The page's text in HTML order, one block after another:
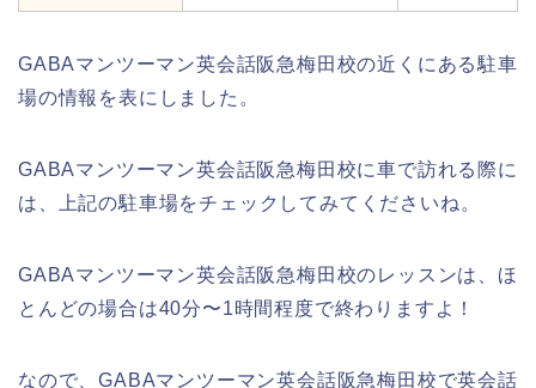
GABAマンツーマン英会話阪急梅田校の近くにある駐車
場の情報を表にしました。
GABAマンツーマン英会話阪急梅田校に車で訪れる際に
は、上記の駐車場をチェックしてみてくださいね。
GABAマンツーマン英会話阪急梅田校のレッスンは、ほ
とんどの場合は40分〜1時間程度で終わりますよ！
なので、GABAマンツーマン英会話阪急梅田校で英会話